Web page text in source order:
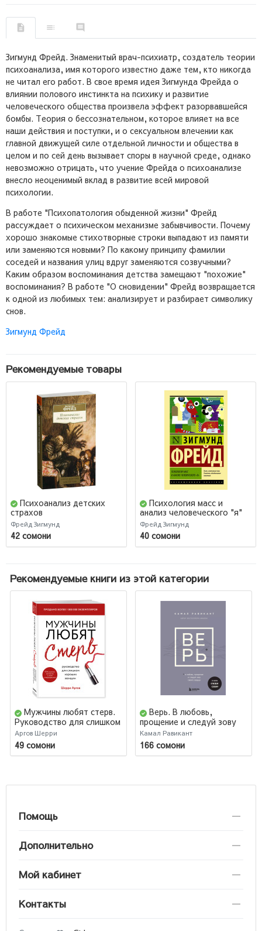
Зигмунд Фрейд. Знаменитый врач-психиатр, создатель теории
психоанализа, имя которого известно даже тем, кто никогда
не читал его работ. В свое время идея Зигмунда Фрейда о
влиянии полового инстинкта на психику и развитие
человеческого общества произвела эффект разорвавшейся
бомбы. Теория о бессознательном, которое влияет на все
наши действия и поступки, и о сексуальном влечении как
главной движущей силе отдельной личности и общества в
целом и по сей день вызывает споры в научной среде, однако
невозможно отрицать, что учение Фрейда о психоанализе
внесло неоценимый вклад в развитие всей мировой
психологии.
В работе "Психопатология обыденной жизни" Фрейд
рассуждает о психическом механизме забывчивости. Почему
хорошо знакомые стихотворные строки выпадают из памяти
или заменяются новыми? По какому принципу фамилии
соседей и названия улиц вдруг заменяются созвучными?
Каким образом воспоминания детства замещают "похожие"
воспоминания? В работе "О сновидении" Фрейд возвращается
к одной из любимых тем: анализирует и разбирает символику
снов.
Зигмунд Фрейд
Рекомендуемые товары
Психоанализ детских
страхов
Фрейд Зигмунд
42 сомони
Психология масс и
анализ человеческого "я"
Фрейд Зигмунд
40 сомони
Рекомендуемые книги из этой категории
Мужчины любят стерв.
Руководство для слишком
хороших женщин (AB)
Аргов Шерри
49 сомони
Верь. В любовь,
прощение и следуй зову
своего сердца
Камал Равикант
166 сомони
Помощь
Дополнительно
Мой кабинет
Контакты